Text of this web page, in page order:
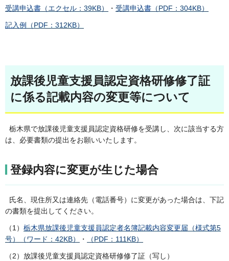
受講申込書（エクセル：39KB） ・ 受講申込書（PDF：304KB）
記入例（PDF：312KB）
放課後児童支援員認定資格研修修了証
に係る記載内容の変更等について
栃木県で放課後児童支援員認定資格研修を受講し、次に該当する方
は、必要書類の提出をお願いいたします。
登録内容に変更が生じた場合
氏名、現住所又は連絡先（電話番号）に変更があった場合は、下記
の書類を提出してください。
（1） 栃木県放課後児童支援員認定者名簿記載内容変更届（様式第5
号）（ワード：42KB）
・ （PDF：111KB）
（2）放課後児童支援員認定資格研修修了証（写し）